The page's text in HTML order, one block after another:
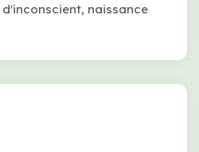
naissance